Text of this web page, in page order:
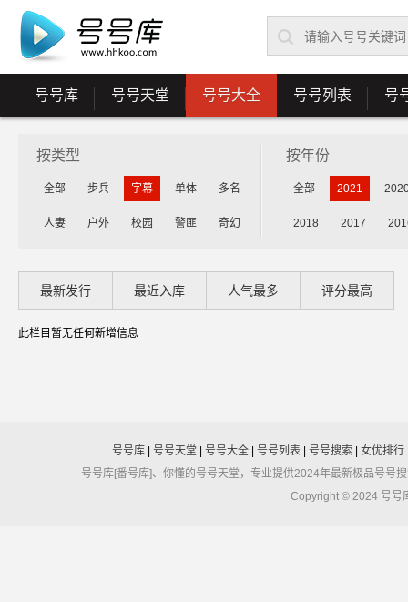
号号库 号号天堂 号号大全 号号列表 号
按类型
全部 步兵 字幕 单体 多名
人妻 户外 校园 警匪 奇幻
按年份
全部 2021
2018 2017
最新发行 最近入库 人气最多 评分最高
此栏目暂无任何新增信息
号号库| 号号天堂| 号号大全| 号号列表| 号号搜索| 女优排行
号号库[番号库]、你懂的号号天堂，专业提供2024年最新极品号号
Copyright © 2024 号号